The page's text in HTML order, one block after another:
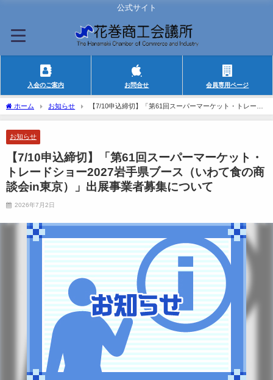
公式サイト
入会のご案内 お問合せ 会員専用ページ
ホーム お知らせ
【7/10申込締切】「第61回スーパーマーケット・トレード
ショー2027岩手県ブース（いわて食の商談会in東京）」出展事業者募集について
お知らせ
【7/10申込締切】「第61回スーパーマーケット・
トレードショー2027岩手県ブース（いわて食の商
談会in東京）」出展事業者募集について
2026年7月2日